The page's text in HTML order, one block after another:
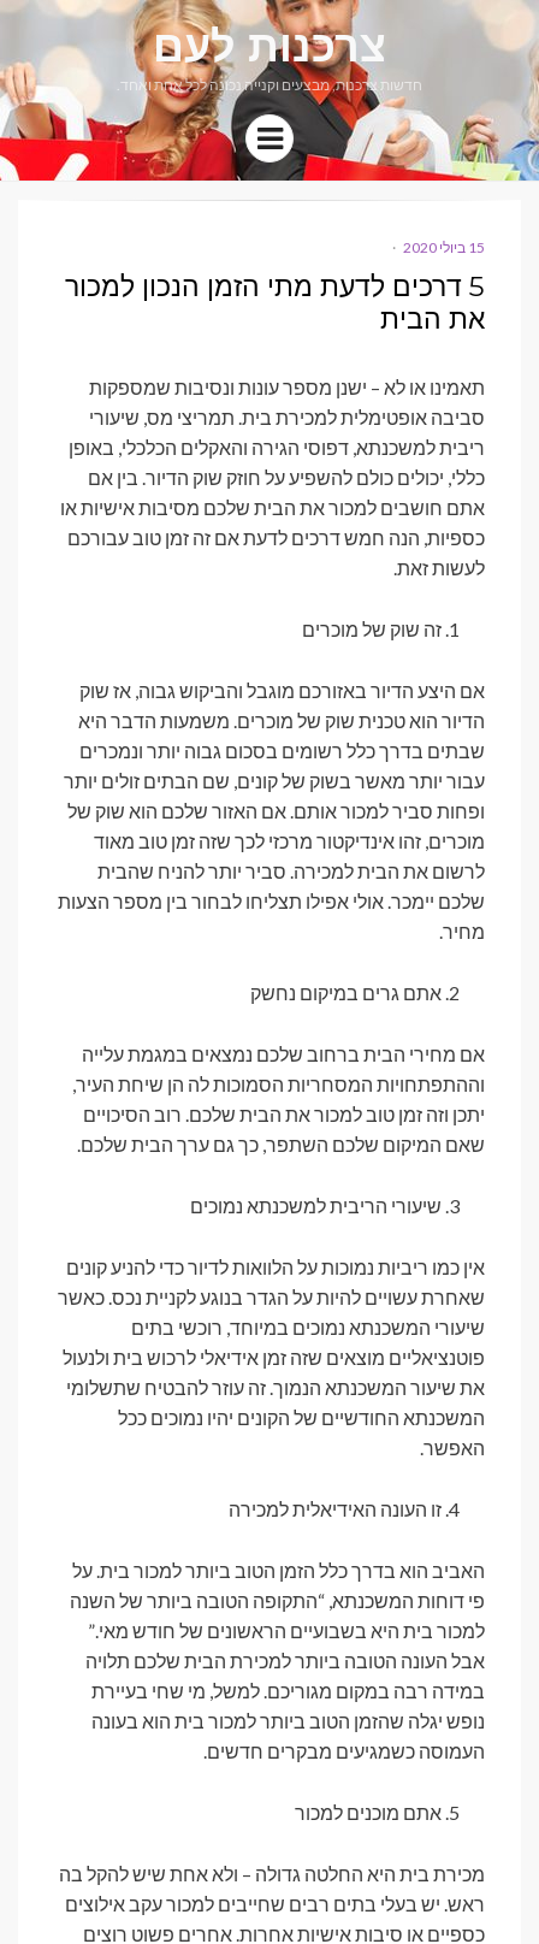
צרכנות לעם
חדשות צרכנות, מבצעים וקנייה נכונה לכל אחת ואחד.
Menu
POSTED
15 ביולי 2020
5 דרכים לדעת מתי הזמן הנכון למכור
את הבית
תאמינו או לא – ישנן מספר עונות ונסיבות שמספקות
סביבה אופטימלית למכירת בית. תמריצי מס, שיעורי
ריבית למשכנתא, דפוסי הגירה והאקלים הכלכלי, באופן
כללי, יכולים כולם להשפיע על חוזק שוק הדיור. בין אם
אתם חושבים למכור את הבית שלכם מסיבות אישיות או
כספיות, הנה חמש דרכים לדעת אם זה זמן טוב עבורכם
לעשות זאת.
זה שוק של מוכרים
אם היצע הדיור באזורכם מוגבל והביקוש גבוה, אז שוק
הדיור הוא טכנית שוק של מוכרים. משמעות הדבר היא
שבתים בדרך כלל רשומים בסכום גבוה יותר ונמכרים
עבור יותר מאשר בשוק של קונים, שם הבתים זולים יותר
ופחות סביר למכור אותם. אם האזור שלכם הוא שוק של
מוכרים, זהו אינדיקטור מרכזי לכך שזה זמן טוב מאוד
לרשום את הבית למכירה. סביר יותר להניח שהבית
שלכם יימכר. אולי אפילו תצליחו לבחור בין מספר הצעות
מחיר.
אתם גרים במיקום נחשק
אם מחירי הבית ברחוב שלכם נמצאים במגמת עלייה
וההתפתחויות המסחריות הסמוכות לה הן שיחת העיר,
יתכן וזה זמן טוב למכור את הבית שלכם. רוב הסיכויים
שאם המיקום שלכם השתפר, כך גם ערך הבית שלכם.
שיעורי הריבית למשכנתא נמוכים
אין כמו ריביות נמוכות על הלוואות לדיור כדי להניע קונים
שאחרת עשויים להיות על הגדר בנוגע לקניית נכס. כאשר
שיעורי המשכנתא נמוכים במיוחד, רוכשי בתים
פוטנציאליים מוצאים שזה זמן אידיאלי לרכוש בית ולנעול
את שיעור המשכנתא הנמוך. זה עוזר להבטיח שתשלומי
המשכנתא החודשיים של הקונים יהיו נמוכים ככל
האפשר.
זו העונה האידיאלית למכירה
האביב הוא בדרך כלל הזמן הטוב ביותר למכור בית. על
פי דוחות המשכנתא, “התקופה הטובה ביותר של השנה
למכור בית היא בשבועיים הראשונים של חודש מאי.”
אבל העונה הטובה ביותר למכירת הבית שלכם תלויה
במידה רבה במקום מגוריכם. למשל, מי שחי בעיירת
נופש יגלה שהזמן הטוב ביותר למכור בית הוא בעונה
העמוסה כשמגיעים מבקרים חדשים.
אתם מוכנים למכור
מכירת בית היא החלטה גדולה – ולא אחת שיש להקל בה
ראש. יש בעלי בתים רבים שחייבים למכור עקב אילוצים
כספיים או סיבות אישיות אחרות. אחרים פשוט רוצים